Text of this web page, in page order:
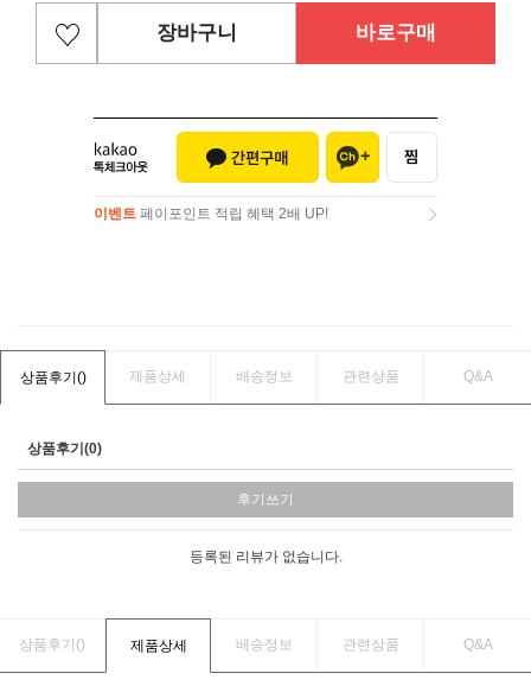
장바구니 바로구매
이벤트 페이포인트 적립 혜택 2배 UP!
상품후기() 제품상세 배송정보 관련상품 Q&A
상품후기(0)
후기쓰기
등록된 리뷰가 없습니다.
상품후기() 제품상세 배송정보 관련상품 Q&A